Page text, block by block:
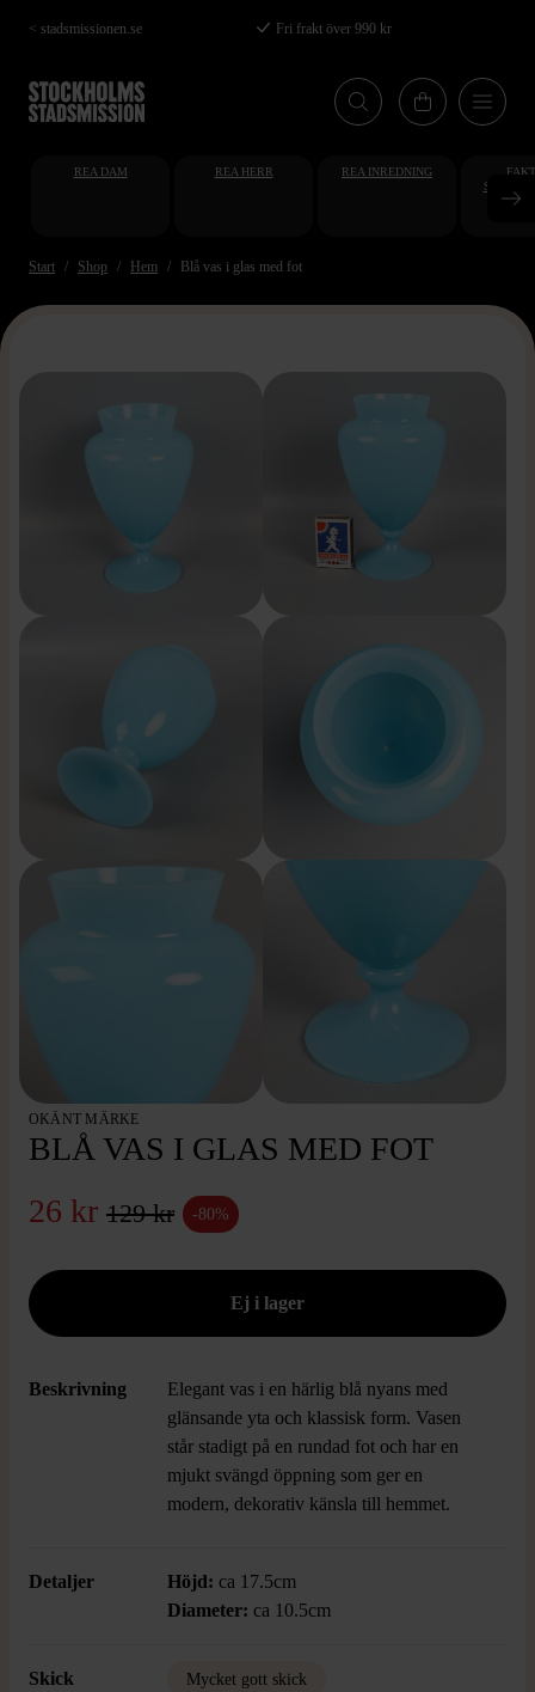
Hoppa
till
huvudinnehåll
< stadsmissionen.se Fri frakt över 990 kr
REA DAM REA HERR REA INREDNING
Start Shop Hem Blå vas i glas med fot
OKÄNT MÄRKE
BLÅ VAS I GLAS MED FOT
26 kr 129 kr -80%
Beskrivning
Elegant vas i en härlig blå nyans med
glänsande yta och klassisk form. Vasen
står stadigt på en rundad fot och har en
mjukt svängd öppning som ger en
modern, dekorativ känsla till hemmet.
Detaljer Höjd: ca 17.5cm
Diameter: ca 10.5cm
Skick Mycket gott skick